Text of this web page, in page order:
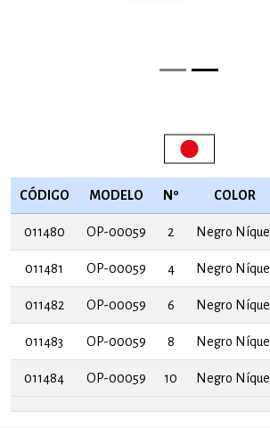
CÓDIGO MODELO Nº COLOR
011480 OP-00059 2 Negro Níquel
011481 OP-00059 4 Negro Níquel
011482 OP-00059 6 Negro Níquel
011483 OP-00059 8 Negro Níquel
011484 OP-00059 10 Negro Níquel